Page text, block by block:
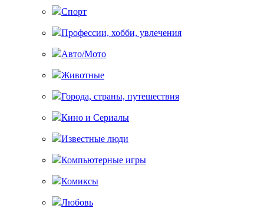
Спорт
Профессии, хобби, увлечения
Авто/Мото
Животные
Города, страны, путешествия
Кино и Сериалы
Известные люди
Компьютерные игры
Комиксы
Любовь